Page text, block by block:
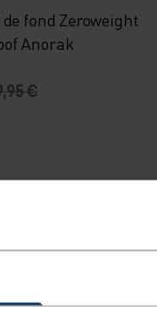
de fond Zeroweight
Anorak
€
fond Essential